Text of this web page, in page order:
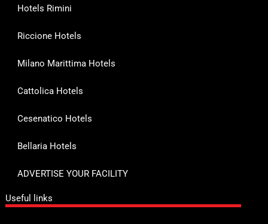
Hotels Rimini
Riccione Hotels
Milano Marittima Hotels
Cattolica Hotels
Cesenatico Hotels
Bellaria Hotels
ADVERTISE YOUR FACILITY
Useful links